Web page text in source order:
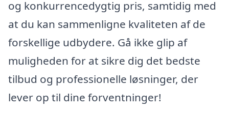
og konkurrencedygtig pris, samtidig med
at du kan sammenligne kvaliteten af de
forskellige udbydere. Gå ikke glip af
muligheden for at sikre dig det bedste
tilbud og professionelle løsninger, der
lever op til dine forventninger!